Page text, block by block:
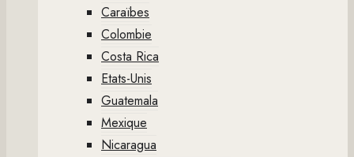
Caraïbes
Colombie
Costa Rica
Etats-Unis
Guatemala
Mexique
Nicaragua